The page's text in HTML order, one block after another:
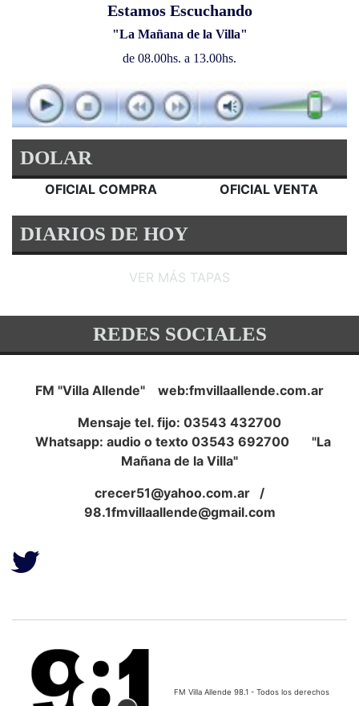
Estamos Escuchando
"La Mañana de la Villa"
de 08.00hs. a 13.00hs.
DOLAR
OFICIAL COMPRA OFICIAL VENTA
DIARIOS DE HOY
VER MÁS TAPAS
REDES SOCIALES
FM "Villa Allende" web:fmvillaallende.com.ar
Mensaje tel. fijo: 03543 432700
Whatsapp: audio o texto 03543 692700 "La
Mañana de la Villa"
crecer51@yahoo.com.ar /
98.1fmvillaallende@gmail.com
FM Villa Allende 98.1 - Todos los derechos